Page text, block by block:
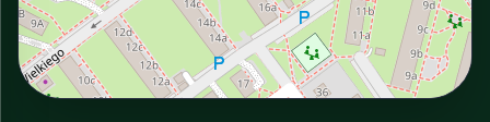
INTERACTIVE VIEW